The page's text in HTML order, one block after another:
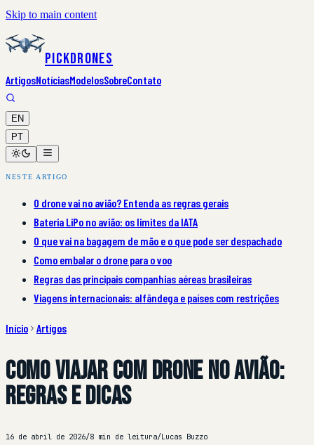
Skip to main content
PickDrones
ArtigosNotíciasModelosSobreContato
EN
PT
NESTE ARTIGO
O drone vai no avião? Entenda as regras gerais
Bateria LiPo no avião: os limites da IATA
O que vai na bagagem de mão e o que pode ser despachado
Como embalar o drone para o voo
Regras das principais companhias aéreas brasileiras
Viagens internacionais: alfândega e países com restrições
Início Artigos
Como viajar com drone no avião:
regras e dicas
16 de abril de 2026/8 min de leitura/Lucas Buzzo